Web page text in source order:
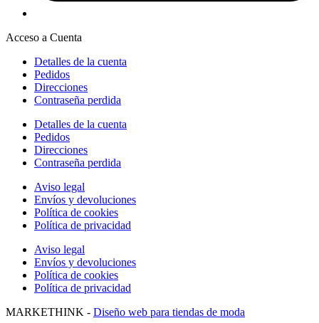
Acceso a Cuenta
Detalles de la cuenta
Pedidos
Direcciones
Contraseña perdida
Detalles de la cuenta
Pedidos
Direcciones
Contraseña perdida
Aviso legal
Envíos y devoluciones
Política de cookies
Política de privacidad
Aviso legal
Envíos y devoluciones
Política de cookies
Política de privacidad
MARKETHINK - Diseño web para tiendas de moda